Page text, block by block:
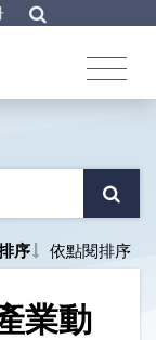
序 依點閱排序
業動